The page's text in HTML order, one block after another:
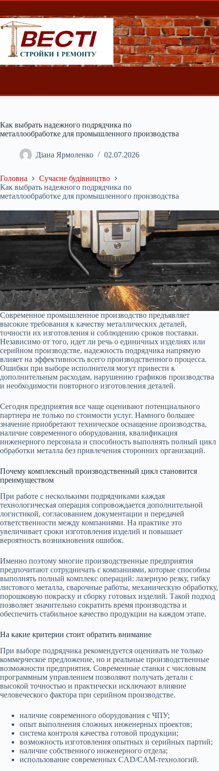
Перейти
вмісту
Как выбрать надежного подрядчика по
металлообработке для промышленного производства
Діана Ярмоленко 02.07.2026
Головна
Сучасне будівництво
Как выбрать надежного подрядчика по
металлообработке для промышленного производства
Современное промышленное производство предъявляет
высокие требования к качеству металлических деталей,
точности их изготовления и соблюдению сроков поставки.
Независимо от того, идет ли речь о единичных изделиях или
серийном производстве, надежность подрядчика напрямую
влияет на эффективность всего производственного процесса.
Ошибки при выборе исполнителя могут привести к
дополнительным расходам, нарушению графиков производства
и необходимости повторного изготовления деталей.
Сегодня предприятия все чаще оценивают потенциального
партнера не только по стоимости услуг. Намного большее
значение приобретают техническое оснащение производства,
наличие современного оборудования, квалификация
инженерного персонала и способность выполнять полный цикл
обработки металла без привлечения сторонних организаций.
Почему комплексный производственный цикл становится
преимуществом
При работе с несколькими подрядчиками каждая
технологическая операция сопровождается дополнительной
логистикой, согласованием документации и передачей
ответственности между компаниями. На практике это
увеличивает сроки изготовления изделий и повышает
вероятность возникновения ошибок.
Именно поэтому многие производственные предприятия
предпочитают сотрудничать с компаниями, которые способны
выполнять полный комплекс операций: лазерную резку, гибку
листового металла, сварочные работы, механическую обработку,
порошковую покраску и сборку готовых изделий. Такой подход
позволяет значительно сократить время производства и
обеспечить стабильное качество продукции на каждом этапе.
На какие критерии стоит обратить внимание
При выборе подрядчика рекомендуется оценивать не только
коммерческое предложение, но и реальные производственные
возможности предприятия. Современные станки с числовым
программным управлением позволяют получать детали с
высокой точностью и практически исключают влияние
человеческого фактора при серийном производстве.
наличие современного оборудования с ЧПУ;
опыт выполнения сложных инженерных проектов;
система контроля качества готовой продукции;
возможность изготовления опытных и серийных партий;
наличие собственного инженерного отдела;
использование современных CAD/CAM-технологий.